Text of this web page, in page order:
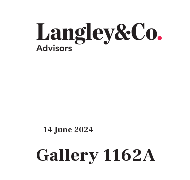
14 June 2024
Gallery 1162A